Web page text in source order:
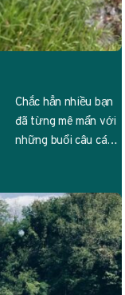
Chắc hẳn nhiều bạn
đã từng mê mẩn với
những buổi câu cá